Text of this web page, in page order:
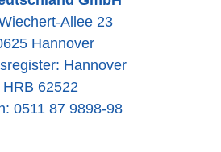
Allee 23
Hannover
Hannover
HRB 62522
0511 87 9898-98